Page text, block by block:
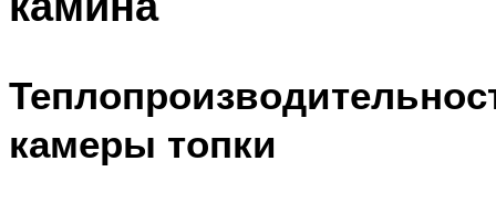
камеры топки